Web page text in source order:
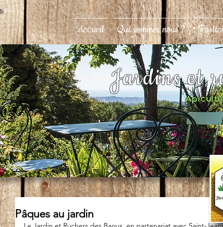
Pâques au jardin
Accueil Qui sommes nous ?
Jardins et